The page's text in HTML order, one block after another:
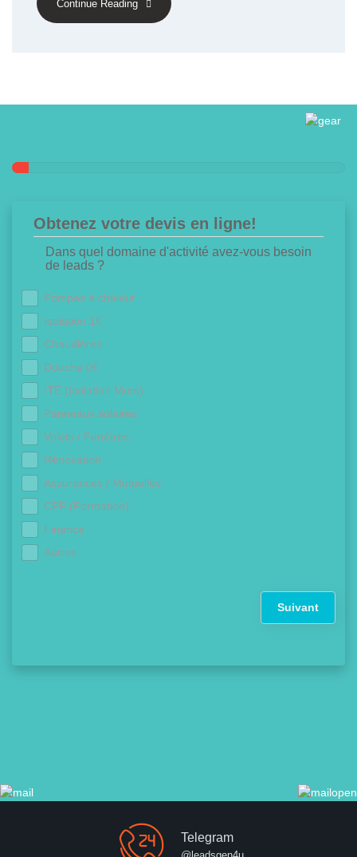
Continue Reading
Obtenez votre devis en ligne!
Dans quel domaine d'activité avez-vous besoin
de leads ?
Pompes à chaleur
Isolation 1€
Chaudières
Douche 0€
ITE (Isolation Murs)
Panneaux solaires
Volets / Fenêtres
Rénovation
Assurances / Mutuelles
CPF (Formation)
Finance
Autres
Suivant
Telegram